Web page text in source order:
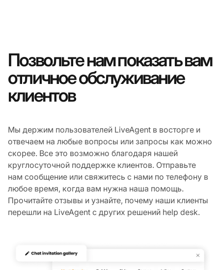
Позвольте нам показать вам
отличное обслуживание
клиентов
Мы держим пользователей LiveAgent в восторге и
отвечаем на любые вопросы или запросы как можно
скорее. Все это возможно благодаря нашей
круглосуточной поддержке клиентов. Отправьте
нам сообщение или свяжитесь с нами по телефону в
любое время, когда вам нужна наша помощь.
Прочитайте отзывы и узнайте, почему наши клиенты
перешли на LiveAgent с других решений help desk.